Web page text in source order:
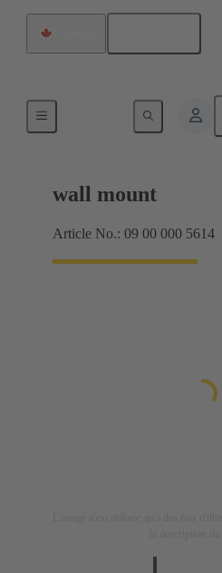
wall mount
Article No.: 09 00 000 5614